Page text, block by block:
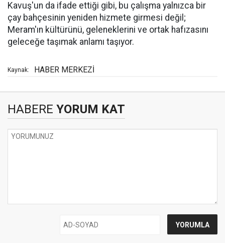
Kavuş'un da ifade ettiği gibi, bu çalışma yalnızca bir
çay bahçesinin yeniden hizmete girmesi değil;
Meram'ın kültürünü, geleneklerini ve ortak hafızasını
geleceğe taşımak anlamı taşıyor.
Kaynak: HABER MERKEZİ
HABERE YORUM KAT